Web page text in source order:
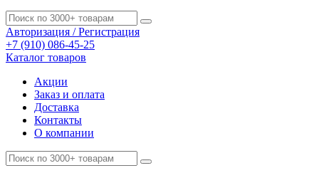
Авторизация / Регистрация
+7 (910) 086-45-25
Каталог товаров
Акции
Заказ и оплата
Доставка
Контакты
О компании